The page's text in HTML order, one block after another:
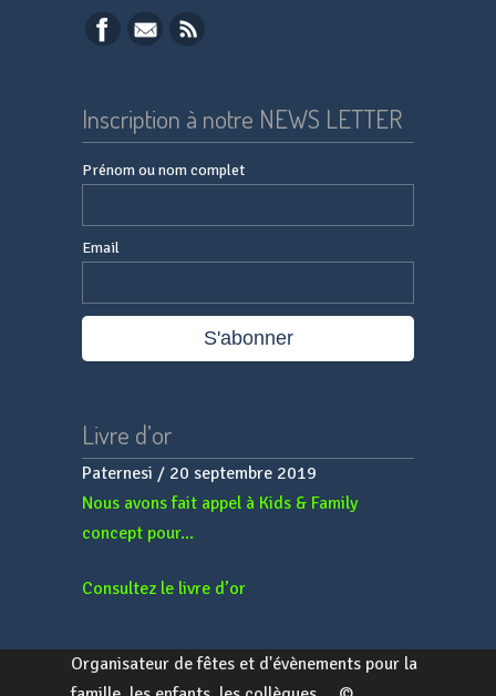
Inscription à notre NEWS LETTER
Prénom ou nom complet
Email
Livre d’or
Paternesi / 20 septembre 2019
Nous avons fait appel à Kids & Family
concept pour...
Consultez le livre d’or
Organisateur de fêtes et d'évènements pour la